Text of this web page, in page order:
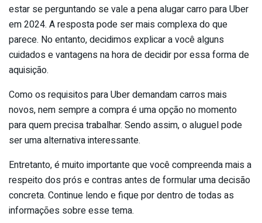
estar se perguntando se vale a pena alugar carro para Uber
em 2024. A resposta pode ser mais complexa do que
parece. No entanto, decidimos explicar a você alguns
cuidados e vantagens na hora de decidir por essa forma de
aquisição.
Como os requisitos para Uber demandam carros mais
novos, nem sempre a compra é uma opção no momento
para quem precisa trabalhar. Sendo assim, o aluguel pode
ser uma alternativa interessante.
Entretanto, é muito importante que você compreenda mais a
respeito dos prós e contras antes de formular uma decisão
concreta. Continue lendo e fique por dentro de todas as
informações sobre esse tema.